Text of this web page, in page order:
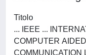
Titolo
... IEEE ...
COMPUTER